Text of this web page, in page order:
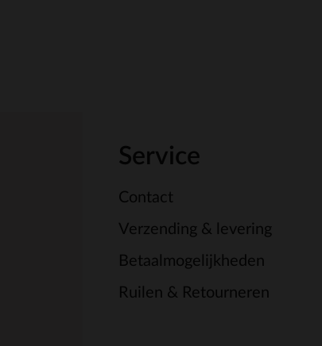
Service
Contact
Verzending & levering
Betaalmogelijkheden
Ruilen & Retourneren